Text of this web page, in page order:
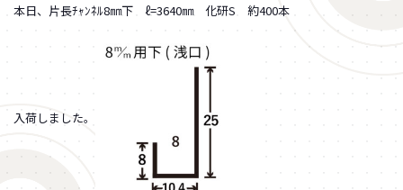
本日、片長ﾁｬﾝﾈﾙ8㎜下 ℓ=3640㎜ 化研S 約400本
入荷しました。